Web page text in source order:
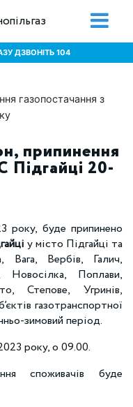
ДЗВОНІТЬ 104
припинення
Підгайці 20-
року, буде припинено
у місто Підгайці та
Вага, Вербів, Галич,
Новосілка, Поплави,
Степове, Угринів,
газотранспортної
зимовий період.
року, о 09.00.
споживачів буде